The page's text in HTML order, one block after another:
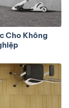
Cho Không